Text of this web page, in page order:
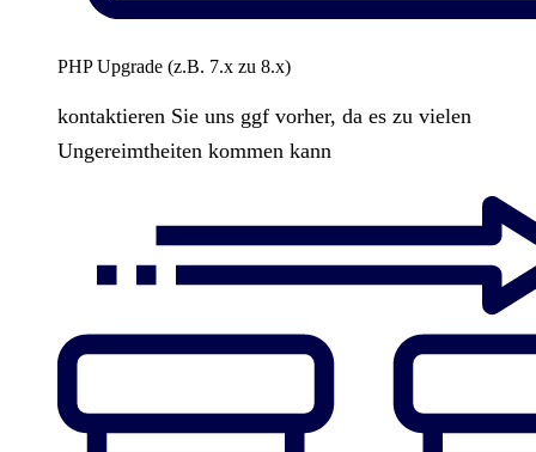
PHP Upgrade (z.B. 7.x zu 8.x)
kontaktieren Sie uns ggf vorher, da es zu vielen
Ungereimtheiten kommen kann